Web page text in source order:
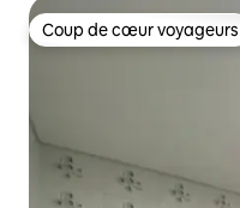
Coup de cœur voyageurs
Coup de cœur voyageurs